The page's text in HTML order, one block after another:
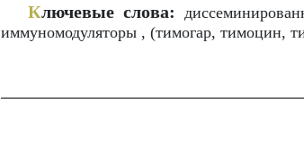
Ключевые слова:
иммуномодуляторы , (тимогар, тимоцин,